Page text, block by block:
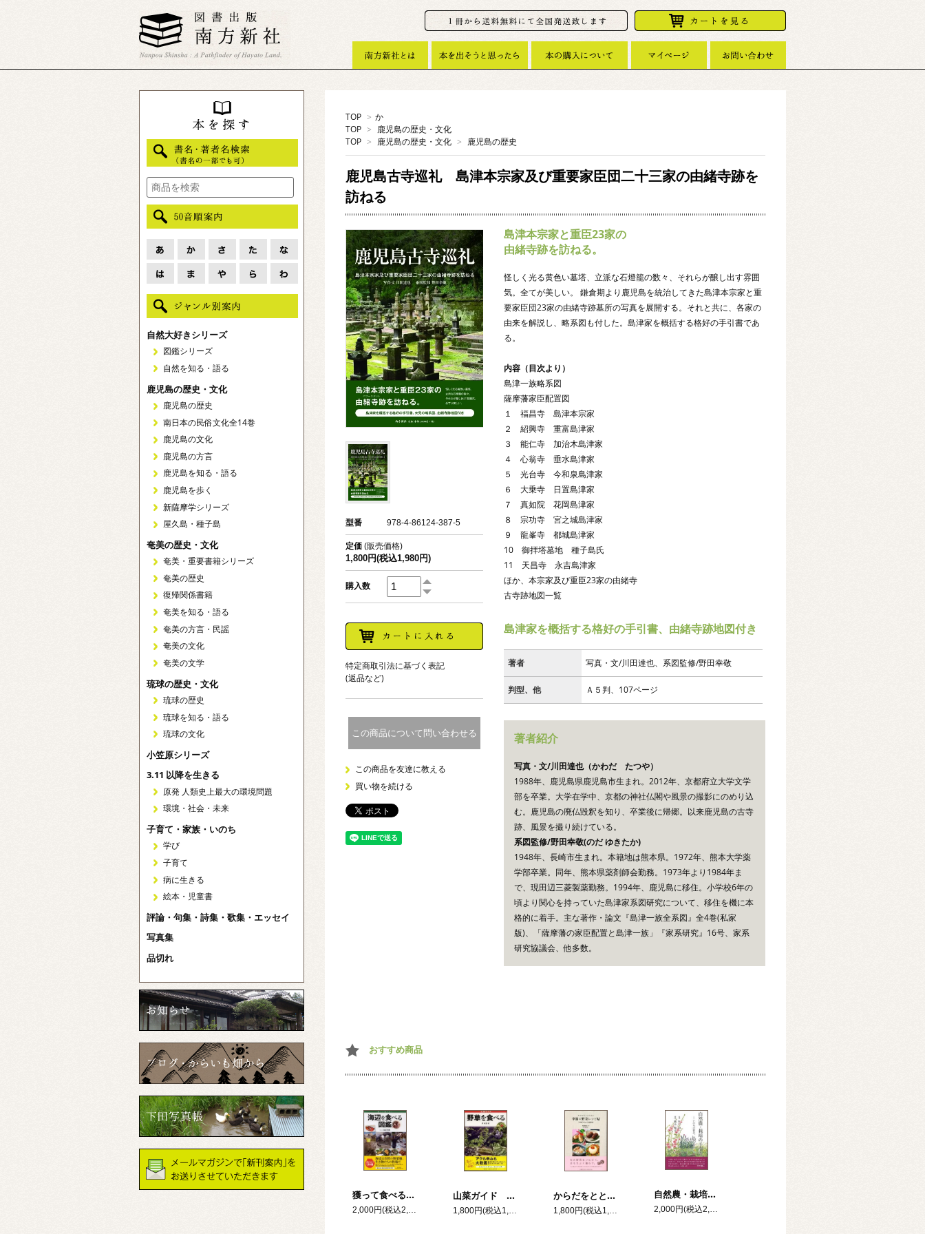
TOP > か
TOP > 鹿児島の歴史・文化
TOP > 鹿児島の歴史・文化 > 鹿児島の歴史
鹿児島古寺巡礼 島津本宗家及び重要家臣団二十三家の由緒寺跡を
訪ねる
島津本宗家と重臣23家の
由緒寺跡を訪ねる。
怪しく光る黄色い墓塔、立派な石燈籠の数々、それらが醸し出す雰囲
気。全てが美しい。 鎌倉期より鹿児島を統治してきた島津本宗家と重
要家臣団23家の由緒寺跡墓所の写真を展開する。それと共に、各家の
由来を解説し、略系図も付した。島津家を概括する格好の手引書であ
る。
内容（目次より）
島津一族略系図
薩摩藩家臣配置図
１ 福昌寺 島津本宗家
２ 紹興寺 重富島津家
３ 能仁寺 加治木島津家
４ 心翁寺 垂水島津家
５ 光台寺 今和泉島津家
６ 大乗寺 日置島津家
７ 真如院 花岡島津家
８ 宗功寺 宮之城島津家
９ 龍峯寺 都城島津家
10 御拝塔墓地 種子島氏
11 天昌寺 永吉島津家
ほか、本宗家及び重臣23家の由緒寺
古寺跡地図一覧
島津家を概括する格好の手引書、由緒寺跡地図付き
著者 写真・文/川田達也、系図監修/野田幸敬
判型、他 Ａ５判、107ページ
著者紹介
写真・文/川田達也（かわだ たつや）
1988年、鹿児島県鹿児島市生まれ。2012年、京都府立大学文学
部を卒業。大学在学中、京都の神社仏閣や風景の撮影にのめり込
む。鹿児島の廃仏毀釈を知り、卒業後に帰郷。以来鹿児島の古寺
跡、風景を撮り続けている。
系図監修/野田幸敬(のだ ゆきたか)
1948年、長崎市生まれ。本籍地は熊本県。1972年、熊本大学薬
学部卒業。同年、熊本県薬剤師会勤務。1973年より1984年ま
で、現田辺三菱製薬勤務。1994年、鹿児島に移住。小学校6年の
頃より関心を持っていた島津家系図研究について、移住を機に本
格的に着手。主な著作・論文『島津一族全系図』全4巻(私家
版)、「薩摩藩の家臣配置と島津一族」『家系研究』16号、家系
研究協議会、他多数。
型番 978-4-86124-387-5
定価 (販売価格)
1,800円(税込1,980円)
購入数
特定商取引法に基づく表記
(返品など)
この商品について問い合わせる
この商品を友達に教える
買い物を続ける
おすすめ商品
獲って食べる！海辺を食べる図鑑
2,000円(税込2,200円)
山菜ガイド 野草を食べる
1,800円(税込1,980円)
からだをととのえる 季節の野菜レシピ帖 ―マクロビオティック料理70選― 自然農・栽培の手引き ―いのちの営み、田畑の営み―
2,000円(税込2,200円)
自然大好きシリーズ
図鑑シリーズ
自然を知る・語る
鹿児島の歴史・文化
鹿児島の歴史
南日本の民俗文化全14巻
鹿児島の文化
鹿児島の方言
鹿児島を知る・語る
鹿児島を歩く
新薩摩学シリーズ
屋久島・種子島
奄美の歴史・文化
奄美・重要書籍シリーズ
奄美の歴史
復帰関係書籍
奄美を知る・語る
奄美の方言・民謡
奄美の文化
奄美の文学
琉球の歴史・文化
琉球の歴史
琉球を知る・語る
琉球の文化
小笠原シリーズ
3.11 以降を生きる
原発 人類史上最大の環境問題
環境・社会・未来
子育て・家族・いのち
学び
子育て
病に生きる
絵本・児童書
評論・句集・詩集・歌集・エッセイ
写真集
品切れ